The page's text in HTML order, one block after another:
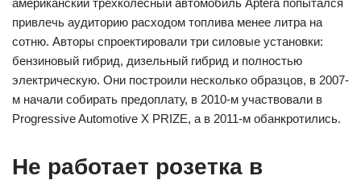
американский трёхколёсный автомобиль Aptera попытался
привлечь аудиторию расходом топлива менее литра на
сотню. Авторы спроектировали три силовые установки:
бензиновый гибрид, дизельный гибрид и полностью
электрическую. Они построили несколько образцов, в 2007-
м начали собирать предоплату, в 2010-м участвовали в
Progressive Automotive X PRIZE, а в 2011-м обанкротились.
Не работает розетка в